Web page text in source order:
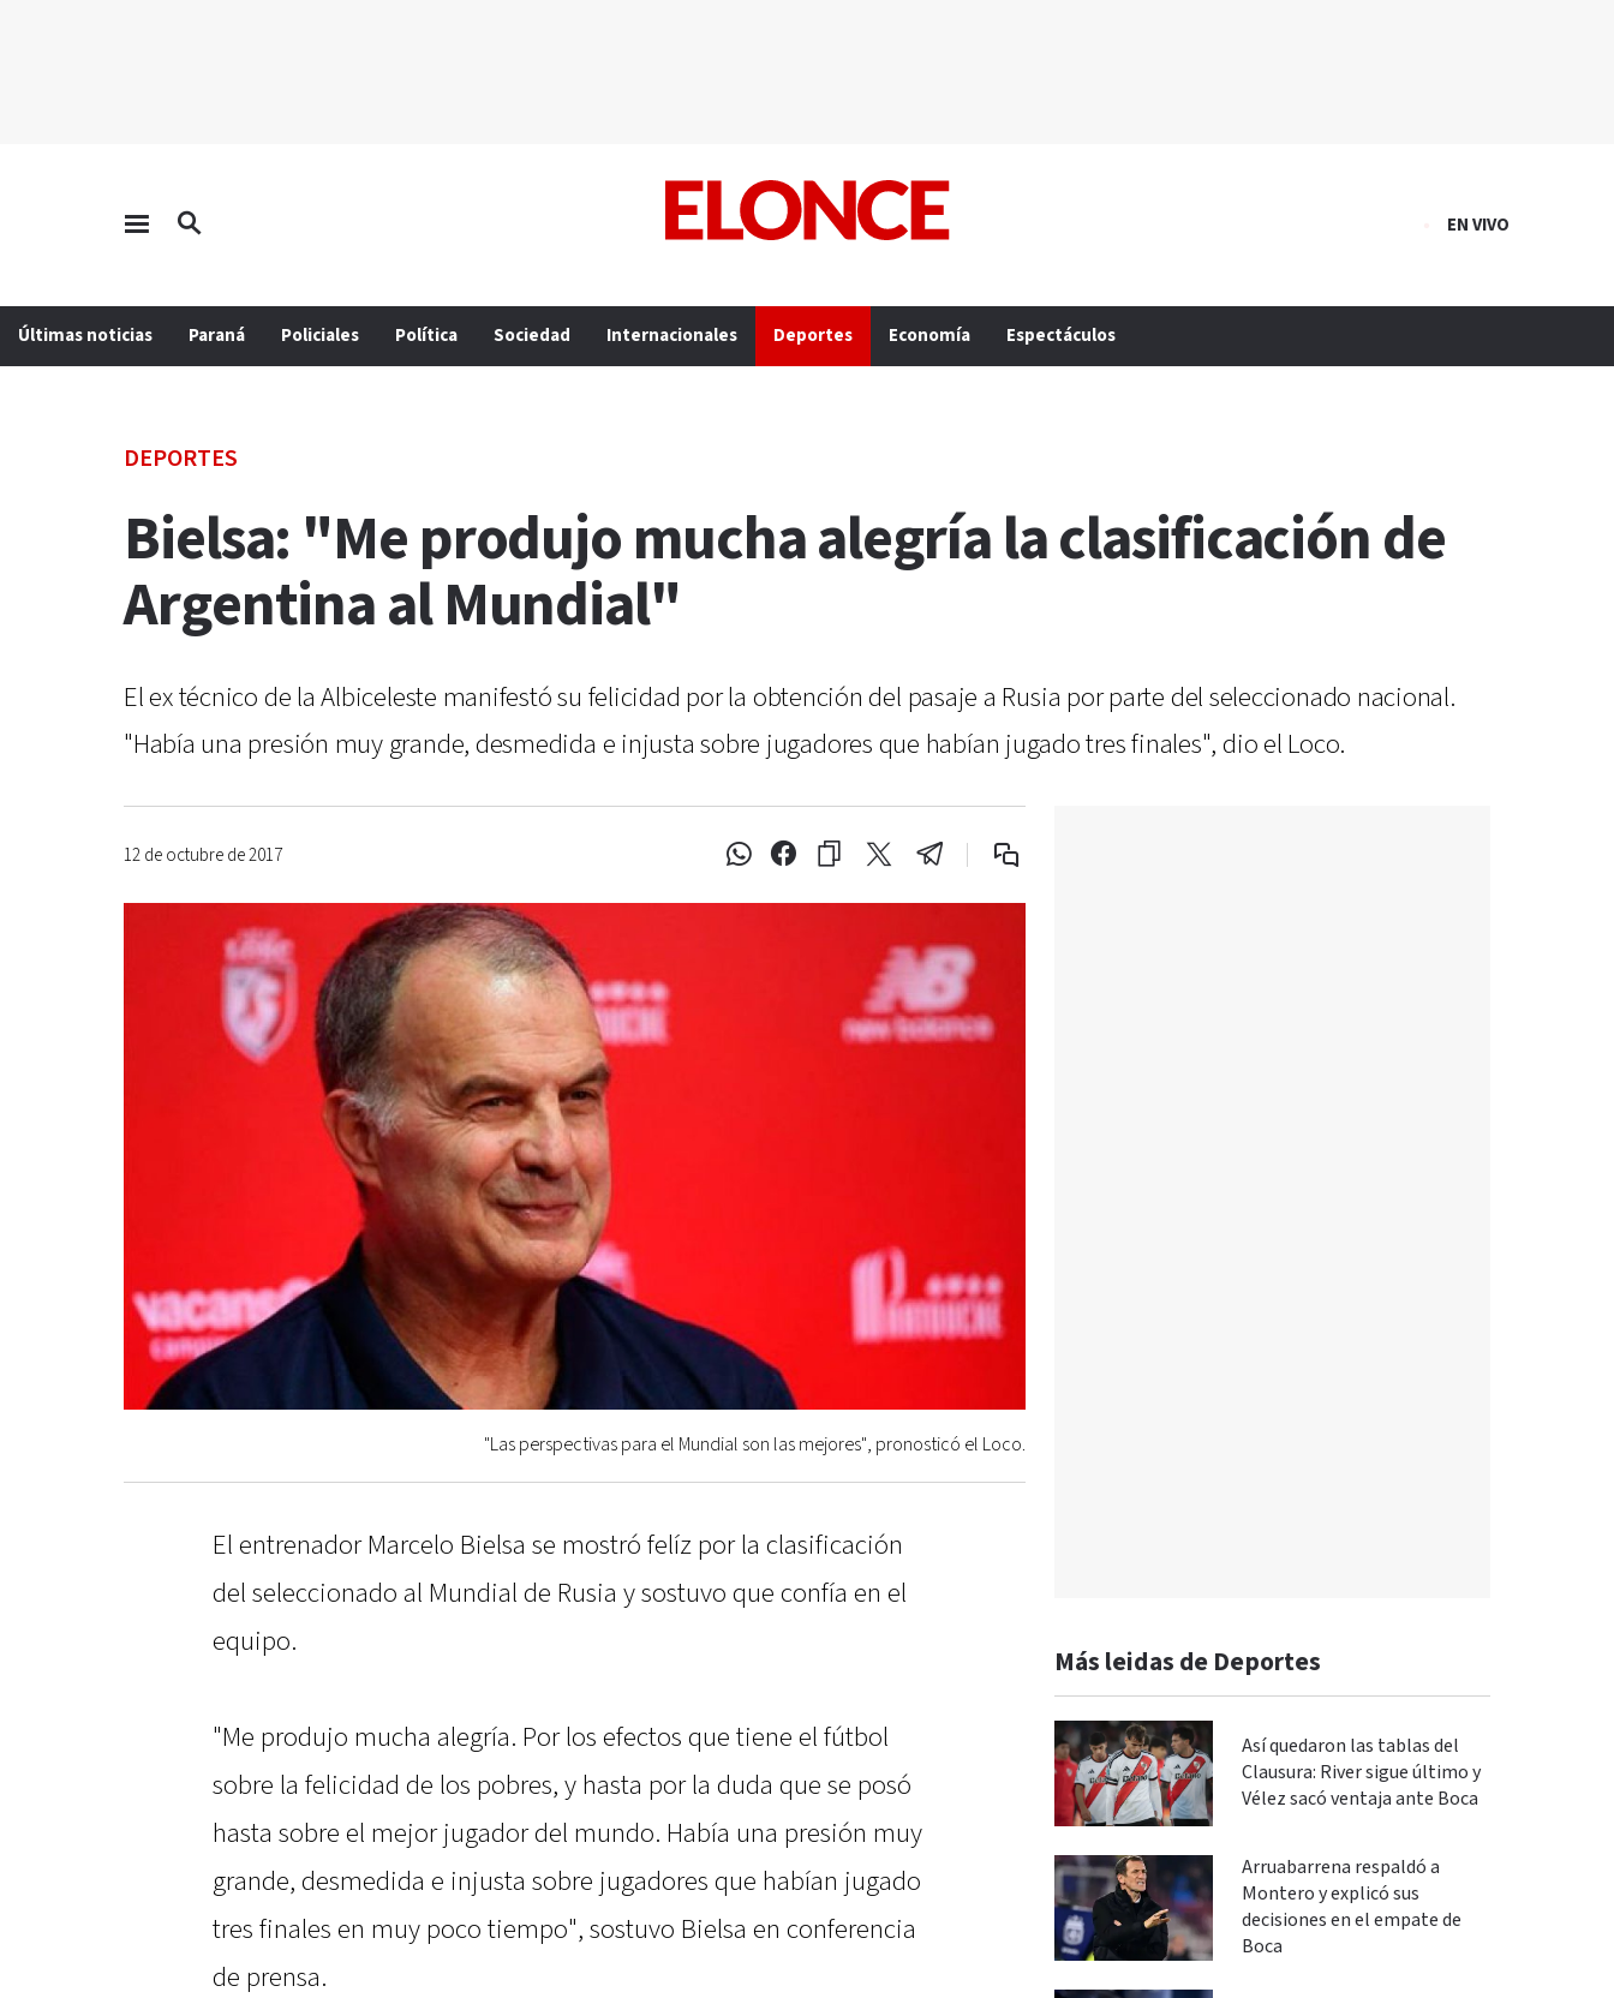
EN VIVO
Últimas noticias Paraná Policiales Política Sociedad Internacionales Deportes Economía Espectáculos
DEPORTES
Bielsa: "Me produjo mucha alegría la clasificación de
Argentina al Mundial"
El ex técnico de la Albiceleste manifestó su felicidad por la obtención del pasaje a Rusia por parte del seleccionado nacional.
"Había una presión muy grande, desmedida e injusta sobre jugadores que habían jugado tres finales", dio el Loco.
12 de octubre de 2017
"Las perspectivas para el Mundial son las mejores", pronosticó el Loco.
El entrenador Marcelo Bielsa se mostró felíz por la clasificación
del seleccionado al Mundial de Rusia y sostuvo que confía en el
equipo.
"Me produjo mucha alegría. Por los efectos que tiene el fútbol
sobre la felicidad de los pobres, y hasta por la duda que se posó
hasta sobre el mejor jugador del mundo. Había una presión muy
grande, desmedida e injusta sobre jugadores que habían jugado
tres finales en muy poco tiempo", sostuvo Bielsa en conferencia
de prensa.
Más leidas de Deportes
Así quedaron las tablas del
Clausura: River sigue último y
Vélez sacó ventaja ante Boca
Arruabarrena respaldó a
Montero y explicó sus
decisiones en el empate de
Boca